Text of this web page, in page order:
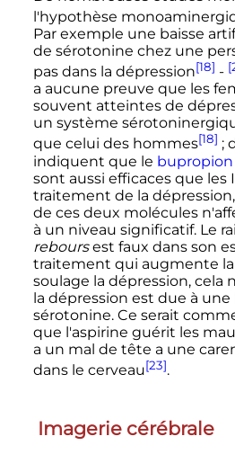
l'hypothèse
Par exemple une baisse
de sérotonine chez une
pas dans la dépression[18] -
a aucune preuve que les
souvent atteintes de
un système
que celui des hommes[18] ;
indiquent que le bupropion
sont aussi efficaces que les
traitement de la
de ces deux molécules
à un niveau significatif. Le
reboursest faux dans son
traitement qui augmente
soulage la dépression, cela
la dépression est due à une
sérotonine. Ce serait
que l'aspirine guérit les
a un mal de tête a une
dans le cerveau[23].
Imagerie cérébrale